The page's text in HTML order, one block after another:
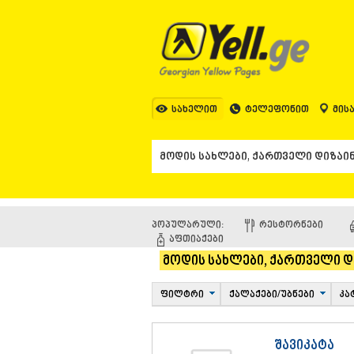
სახელით ტელეფონით
პოპულარული: ᲠᲔᲡᲢᲝᲠᲜᲔᲑᲘ
ᲐᲤᲗᲘᲐᲥᲔᲑᲘ
მოდის სახლები, ქართველი
ფილტრი ქალაქები/უბნები
შავიკატა